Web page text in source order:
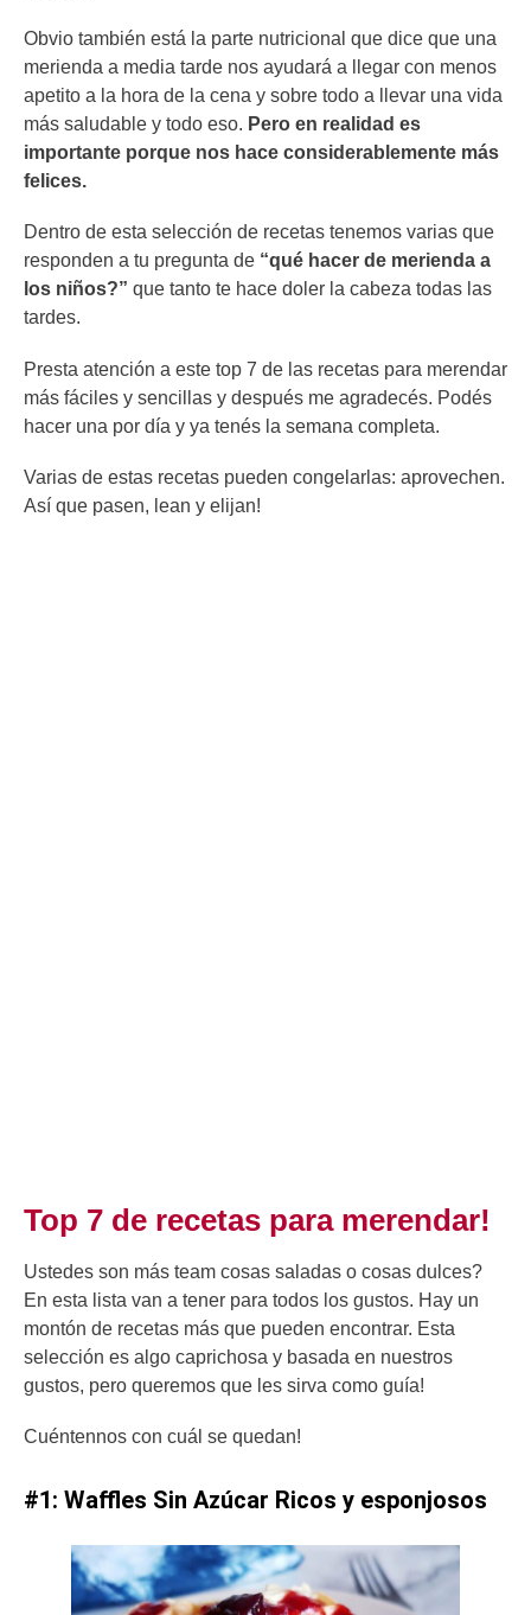
Obvio también está la parte nutricional que dice que una
merienda a media tarde nos ayudará a llegar con menos
apetito a la hora de la cena y sobre todo a llevar una vida
más saludable y todo eso. Pero en realidad es
importante porque nos hace considerablemente más
felices.
Dentro de esta selección de recetas tenemos varias que
responden a tu pregunta de “qué hacer de merienda a
los niños?” que tanto te hace doler la cabeza todas las
tardes.
Presta atención a este top 7 de las recetas para merendar
más fáciles y sencillas y después me agradecés. Podés
hacer una por día y ya tenés la semana completa.
Varias de estas recetas pueden congelarlas: aprovechen.
Así que pasen, lean y elijan!
Top 7 de recetas para merendar!
Ustedes son más team cosas saladas o cosas dulces?
En esta lista van a tener para todos los gustos. Hay un
montón de recetas más que pueden encontrar. Esta
selección es algo caprichosa y basada en nuestros
gustos, pero queremos que les sirva como guía!
Cuéntennos con cuál se quedan!
#1: Waffles Sin Azúcar Ricos y esponjosos